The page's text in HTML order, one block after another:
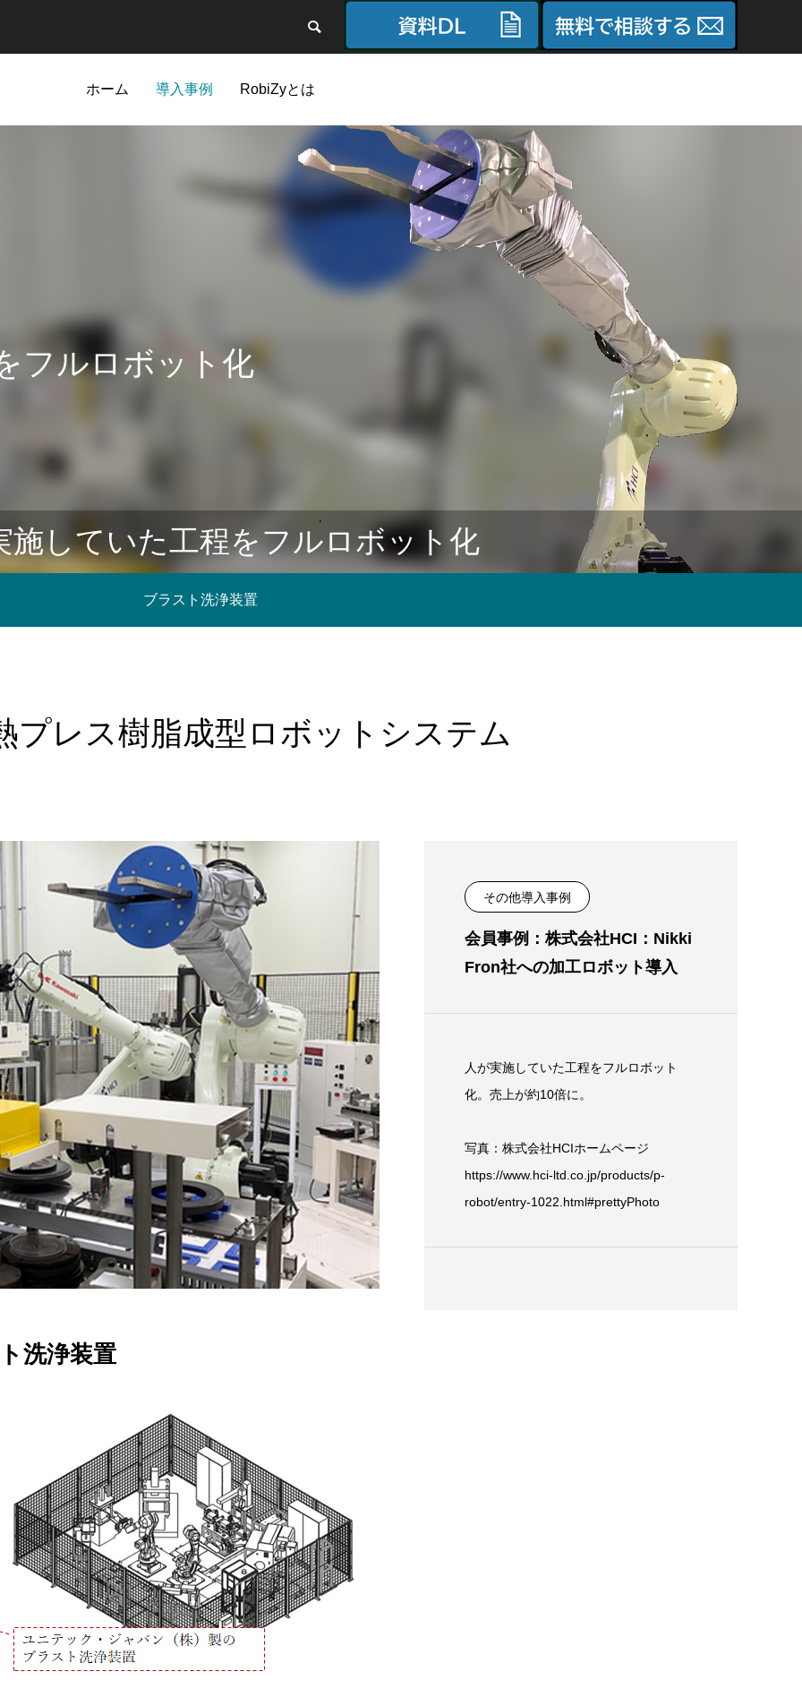
ホーム 導入事例 RobiZyとは
フルロボット化
施していた工程をフルロボット化
ブラスト洗浄装置
プレス樹脂成型ロボットシステム
洗浄装置
その他導入事例
会員事例：株式会社HCI：Nikki
Fron社への加工ロボット導入
人が実施していた工程をフルロボット
化。売上が約10倍に。
写真：株式会社HCIホームページ
https://www.hci-ltd.co.jp/products/p-
robot/entry-1022.html#prettyPhoto